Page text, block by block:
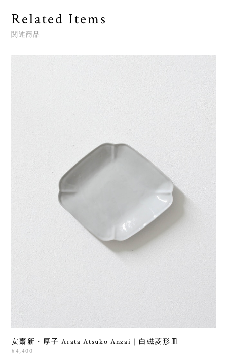
Related Items
関連商品
安齋新・厚子 Arata Atsuko Anzai｜白磁菱形皿
¥4,400